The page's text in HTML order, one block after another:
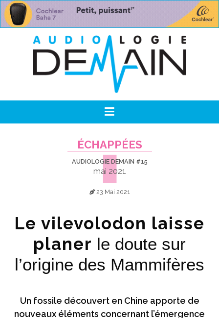
ÉCHAPPÉES
AUDIOLOGIE DEMAIN #15
mai 2021
23 Mai 2021
Le vilevolodon laisse
planer le doute sur
l’origine des Mammifères
Un fossile découvert en Chine apporte de
nouveaux éléments concernant l’émergence